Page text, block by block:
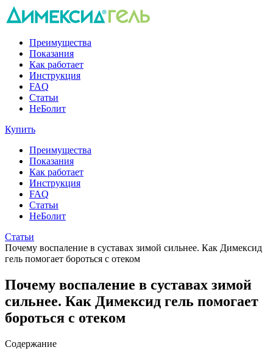
Преимущества
Показания
Как работает
Инструкция
FAQ
Статьи
НеБолит
Купить
Преимущества
Показания
Как работает
Инструкция
FAQ
Статьи
НеБолит
Статьи
Почему воспаление в суставах зимой сильнее. Как Димексид
гель помогает бороться с отеком
Почему воспаление в суставах зимой
сильнее. Как Димексид гель помогает
бороться с отеком
Содержание